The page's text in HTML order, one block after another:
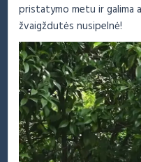
pristatymo metu ir galima
žvaigždutės nusipelnė!